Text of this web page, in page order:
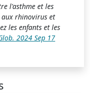
Med. 2023 Apr
l'asthme et les
aux rhinovirus et
les enfants et les
2024 Sep 17
Med. 2023 Apr
2024 Sep 17